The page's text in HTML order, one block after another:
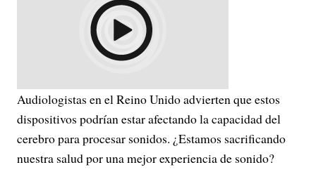
Audiologistas en el Reino Unido advierten que estos
dispositivos podrían estar afectando la capacidad del
cerebro para procesar sonidos. ¿Estamos sacrificando
nuestra salud por una mejor experiencia de sonido?